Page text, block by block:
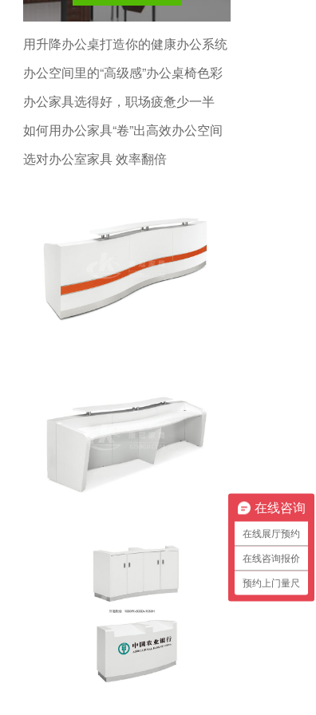
用升降办公桌打造你的健康办公系统
办公空间里的“高级感”办公桌椅色彩
办公家具选得好，职场疲惫少一半
如何用办公家具“卷”出高效办公空间
选对办公室家具 效率翻倍
在线咨询
在线展厅预约
在线咨询报价
预约上门量尺